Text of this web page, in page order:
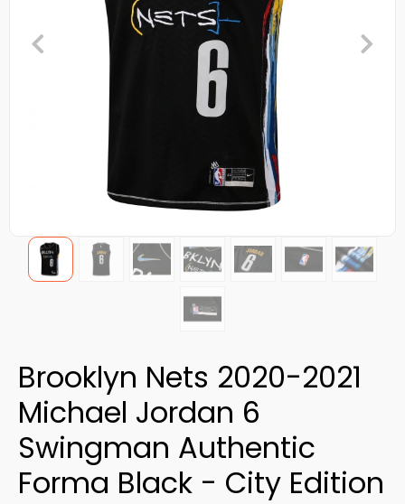
Brooklyn Nets 2020-2021
Michael Jordan 6
Swingman Authentic
Forma Black - City Edition